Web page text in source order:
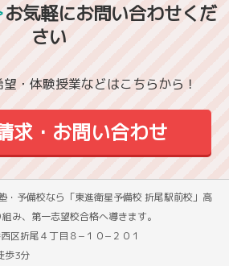
お気軽にお問い合わせくだ
さい
・体験授業などはこちらから！
求・お問い合わせ
・予備校なら「東進衛星予備校 折尾駅前校」高
み、第一志望校合格へ導きます。
区折尾４丁目８−１０−２０１
歩3分